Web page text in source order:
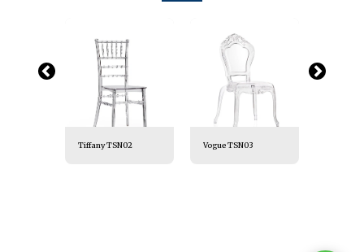
Tiffany TSN02 Vogue TSN03